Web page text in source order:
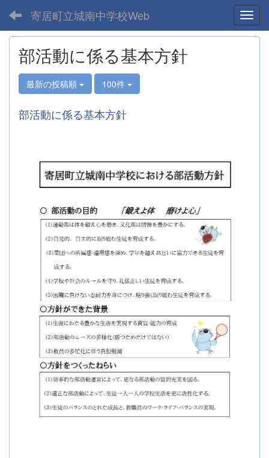
寄居町立城南中学校Web
部活動に係る基本方針
最新の投稿順 100件
部活動に係る基本方針